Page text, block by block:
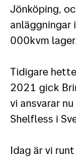
Jönköping,
000kvm
Tidigare
2021 gick
vi ansvarar
Shelfless i
Idag är vi